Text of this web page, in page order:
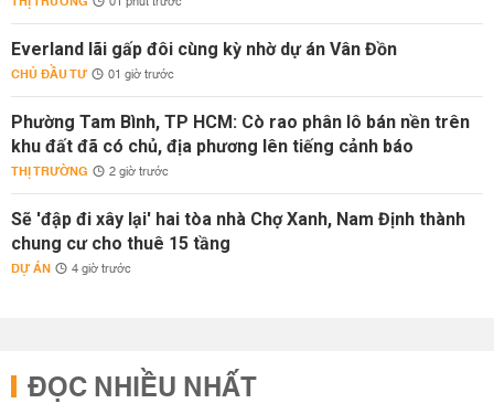
Everland lãi gấp đôi cùng kỳ nhờ dự án Vân Đồn
CHỦ ĐẦU TƯ 01 giờ trước
Phường Tam Bình, TP HCM: Cò rao phân lô bán nền trên
khu đất đã có chủ, địa phương lên tiếng cảnh báo
THỊ TRƯỜNG 2 giờ trước
Sẽ 'đập đi xây lại' hai tòa nhà Chợ Xanh, Nam Định thành
chung cư cho thuê 15 tầng
DỰ ÁN 4 giờ trước
ĐỌC NHIỀU NHẤT